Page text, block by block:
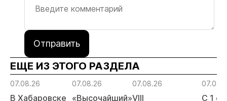
Отправить
ЕЩЕ ИЗ ЭТОГО РАЗДЕЛА
07.08.26
В Хабаровске
07.08.26
«Высочайший»
07.08.26
VIII
С 1